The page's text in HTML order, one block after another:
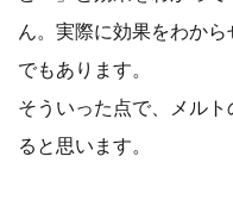
ん。実際に効果をわか
でもあります。
そういった点で、メル
ると思います。